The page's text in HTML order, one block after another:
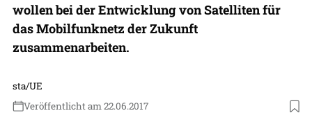
wollen bei der Entwicklung von Satelliten für
das Mobilfunknetz der Zukunft
zusammenarbeiten.
sta/UE
Veröffentlicht am 22.06.2017